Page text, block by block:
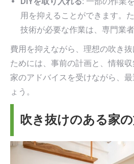
用を抑えることができます。
技術が必要な作業は、専門業
費用を抑えながら、理想の吹き
ためには、事前の計画と、情報
家のアドバイスを受けながら、
ょう。
吹き抜けのある家